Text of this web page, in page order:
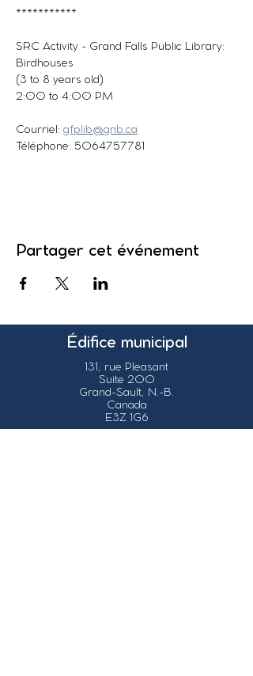
***********
SRC Activity - Grand Falls Public Library:
Birdhouses
(3 to 8 years old)
2:00 to 4:00 PM
Courriel: gfplib@gnb.ca
Téléphone: 5064757781
Partager cet événement
Édifice municipal
131, rue Pleasant
Suite 200
Grand-Sault, N.-B.
Canada
E3Z 1G6